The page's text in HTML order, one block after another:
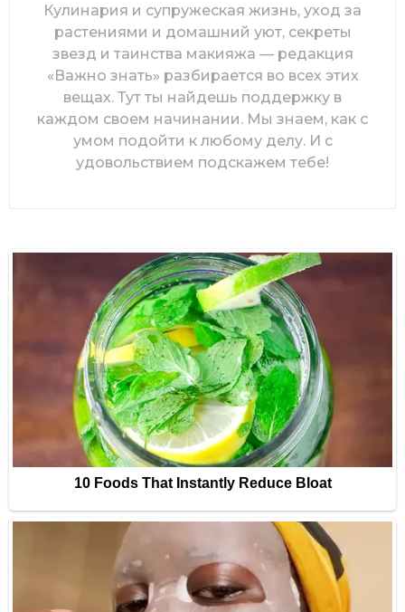
Кулинария и супружеская жизнь, уход за
растениями и домашний уют, секреты
звезд и таинства макияжа — редакция
«Важно знать» разбирается во всех этих
вещах. Тут ты найдешь поддержку в
каждом своем начинании. Мы знаем, как с
умом подойти к любому делу. И с
удовольствием подскажем тебе!